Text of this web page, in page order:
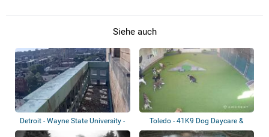
Siehe auch
Detroit - Wayne State University -
Toledo - 41K9 Dog Daycare &
Boarding